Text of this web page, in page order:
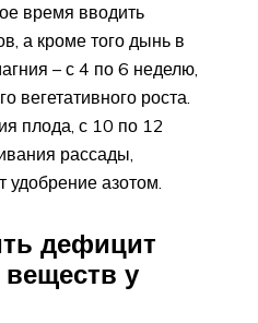
время вводить
а кроме того дынь в
– с 4 по 6 неделю,
вегетативного роста.
плода, с 10 по 12
рассады,
удобрение азотом.
дефицит
у